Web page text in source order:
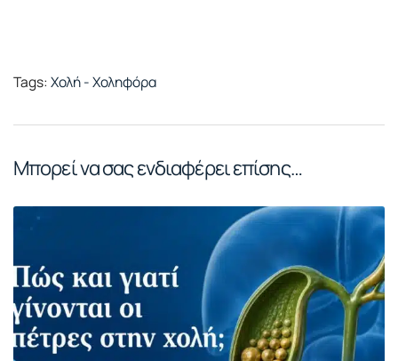
Tags: Χολή - Χοληφόρα
Μπορεί να σας ενδιαφέρει επίσης…